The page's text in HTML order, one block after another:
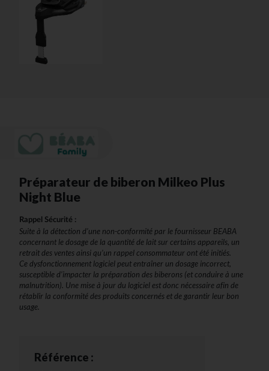
Préparateur de biberon Milkeo Plus
Night Blue
Rappel Sécurité :
Suite à la détection d’une non-conformité par le fournisseur BEABA
concernant le dosage de la quantité de lait sur certains appareils, un
retrait des ventes ainsi qu’un rappel consommateur ont été initiés.
Ce dysfonctionnement logiciel peut entraîner un dosage incorrect,
susceptible d’impacter la préparation des biberons (et conduire à une
malnutrition). Une mise à jour du logiciel est donc nécessaire afin de
rétablir la conformité des produits concernés et de garantir leur bon
usage.
Référence :